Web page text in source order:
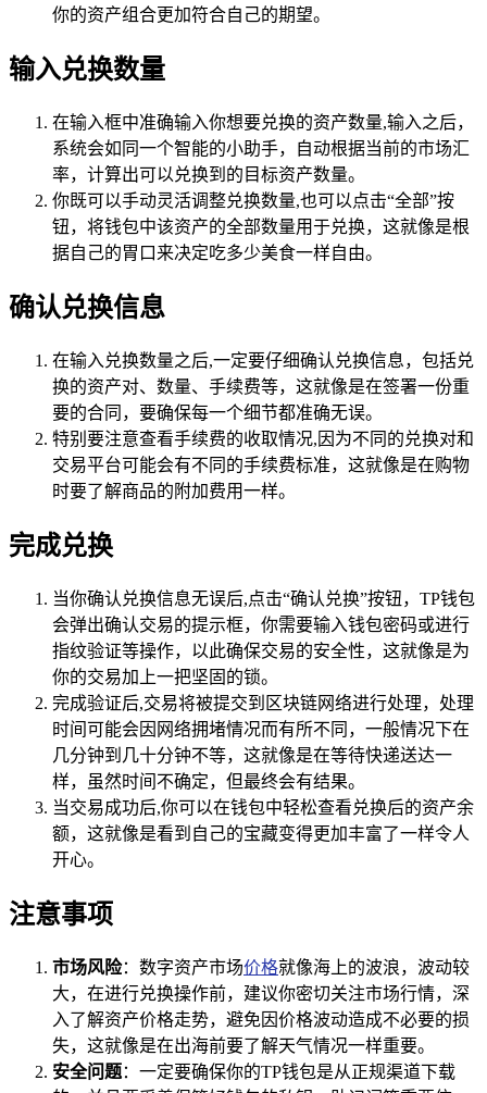
你的资产组合更加符合自己的期望。
输入兑换数量
在输入框中准确输入你想要兑换的资产数量,输入之后，
系统会如同一个智能的小助手，自动根据当前的市场汇
率，计算出可以兑换到的目标资产数量。
你既可以手动灵活调整兑换数量,也可以点击“全部”按
钮，将钱包中该资产的全部数量用于兑换，这就像是根
据自己的胃口来决定吃多少美食一样自由。
确认兑换信息
在输入兑换数量之后,一定要仔细确认兑换信息，包括兑
换的资产对、数量、手续费等，这就像是在签署一份重
要的合同，要确保每一个细节都准确无误。
特别要注意查看手续费的收取情况,因为不同的兑换对和
交易平台可能会有不同的手续费标准，这就像是在购物
时要了解商品的附加费用一样。
完成兑换
当你确认兑换信息无误后,点击“确认兑换”按钮，TP钱包
会弹出确认交易的提示框，你需要输入钱包密码或进行
指纹验证等操作，以此确保交易的安全性，这就像是为
你的交易加上一把坚固的锁。
完成验证后,交易将被提交到区块链网络进行处理，处理
时间可能会因网络拥堵情况而有所不同，一般情况下在
几分钟到几十分钟不等，这就像是在等待快递送达一
样，虽然时间不确定，但最终会有结果。
当交易成功后,你可以在钱包中轻松查看兑换后的资产余
额，这就像是看到自己的宝藏变得更加丰富了一样令人
开心。
注意事项
市场风险：数字资产市场价格就像海上的波浪，波动较
大，在进行兑换操作前，建议你密切关注市场行情，深
入了解资产价格走势，避免因价格波动造成不必要的损
失，这就像是在出海前要了解天气情况一样重要。
安全问题：一定要确保你的TP钱包是从正规渠道下载